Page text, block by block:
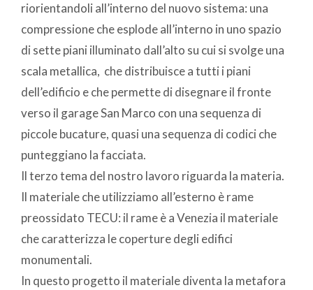
riorientandoli all’interno del nuovo sistema: una
compressione che esplode all’interno in uno spazio
di sette piani illuminato dall’alto su cui si svolge una
scala metallica, che distribuisce a tutti i piani
dell’edificio e che permette di disegnare il fronte
verso il garage San Marco con una sequenza di
piccole bucature, quasi una sequenza di codici che
punteggiano la facciata.
Il terzo tema del nostro lavoro riguarda la materia.
Il materiale che utilizziamo all’esterno è rame
preossidato TECU: il rame è a Venezia il materiale
che caratterizza le coperture degli edifici
monumentali.
In questo progetto il materiale diventa la metafora